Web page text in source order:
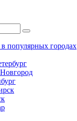
популярных городах